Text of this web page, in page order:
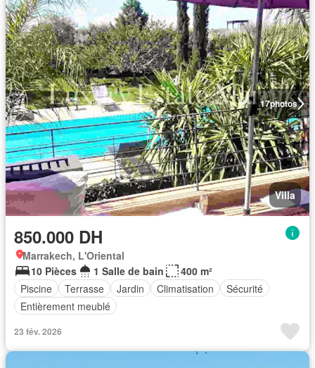
17photos
Villa
850.000 DH
Marrakech, L'Oriental
10 Pièces
1 Salle de bain
400 m²
Piscine
Terrasse Jardin Climatisation
Sécurité
Entièrement meublé
23 fév. 2026